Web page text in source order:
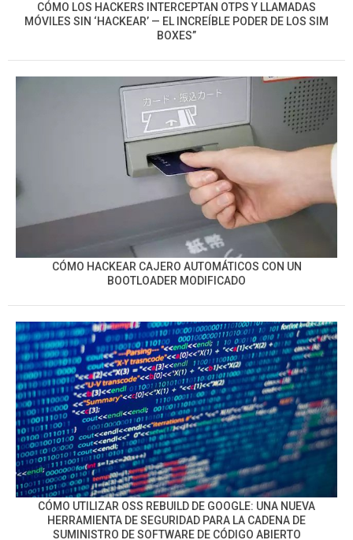
CÓMO LOS HACKERS INTERCEPTAN OTPS Y LLAMADAS
MÓVILES SIN ‘HACKEAR’ — EL INCREÍBLE PODER DE LOS SIM
BOXES”
CÓMO HACKEAR CAJERO AUTOMÁTICOS CON UN
BOOTLOADER MODIFICADO
CÓMO UTILIZAR OSS REBUILD DE GOOGLE: UNA NUEVA
HERRAMIENTA DE SEGURIDAD PARA LA CADENA DE
SUMINISTRO DE SOFTWARE DE CÓDIGO ABIERTO